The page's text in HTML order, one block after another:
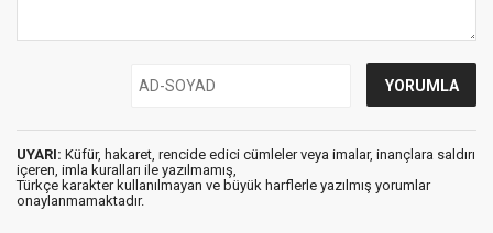
UYARI: Küfür, hakaret, rencide edici cümleler veya imalar, inançlara saldırı
içeren, imla kuralları ile yazılmamış,
Türkçe karakter kullanılmayan ve büyük harflerle yazılmış yorumlar
onaylanmamaktadır.